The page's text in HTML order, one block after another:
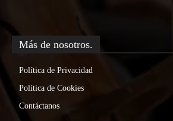
Más de nosotros.
Política de Privacidad
Política de Cookies
Contáctanos